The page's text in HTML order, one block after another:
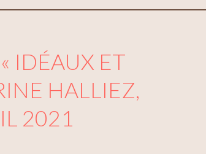
IDÉAUX ET
HALLIEZ,
2021